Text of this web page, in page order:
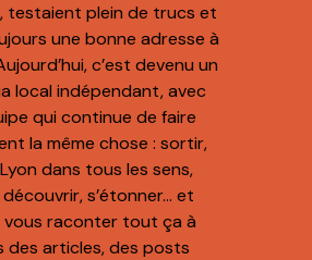
testaient plein de trucs et
une bonne adresse à
c’est devenu un
local indépendant, avec
qui continue de faire
la même chose : sortir,
dans tous les sens,
s’étonner… et
raconter tout ça à
des articles, des posts